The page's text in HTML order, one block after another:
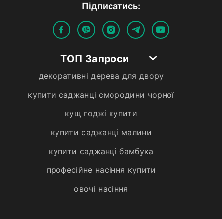
Пiдписатись:
ТОП Запроси
декоративні дерева для двору
купити саджанці смородини чорної
кущ годжі купити
купити саджанці малини
купити саджанці бамбука
професійне насіння купити
овочі насіння